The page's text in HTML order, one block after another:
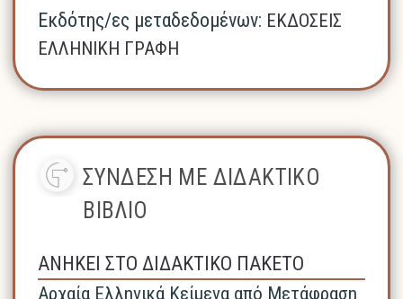
Εκδότης/ες μεταδεδομένων: ΕΚΔΟΣΕΙΣ
ΕΛΛΗΝΙΚΗ ΓΡΑΦΗ
ΣΥΝΔΕΣΗ ΜΕ ΔΙΔΑΚΤΙΚΟ
ΒΙΒΛΙΟ
ΑΝΗΚΕΙ ΣΤΟ ΔΙΔΑΚΤΙΚΟ ΠΑΚΕΤΟ
Αρχαία Ελληνικά Κείμενα από Μετάφραση